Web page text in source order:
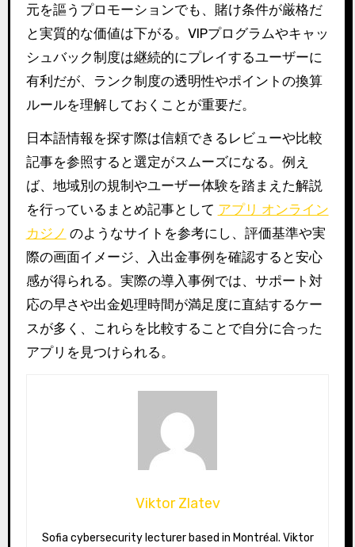
元を謳うプロモーションでも、賭け条件が厳格だ
と実質的な価値は下がる。VIPプログラムやキャッ
シュバック制度は継続的にプレイするユーザーに
有利だが、ランク制度の透明性やポイントの換算
ルールを理解しておくことが重要だ。
日本語情報を探す際は信頼できるレビューや比較
記事を参照すると選定がスムーズになる。例え
ば、地域別の規制やユーザー体験を踏まえた解説
を行っているまとめ記事として アプリ オンライン
カジノ のようなサイトを参考にし、評価基準や実
際の画面イメージ、入出金事例を確認すると安心
感が得られる。実際の導入事例では、サポート対
応の早さや出金処理時間が満足度に直結するケー
スが多く、これらを比較することで自分に合った
アプリを見つけられる。
Viktor Zlatev
Sofia cybersecurity lecturer based in Montréal. Viktor